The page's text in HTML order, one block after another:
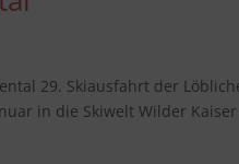
29. Skiausfahrt der
in die Skiwelt Wilder